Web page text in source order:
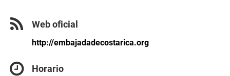
Web oficial
http://embajadadecostarica.org
Horario